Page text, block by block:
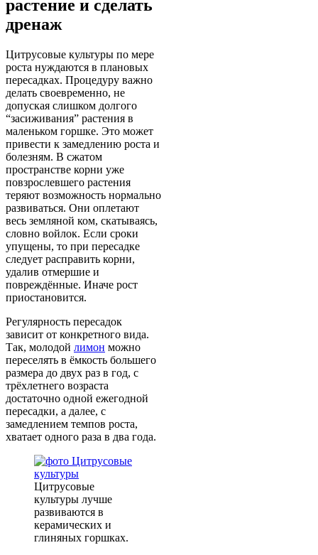
растение и сделать
дренаж
Цитрусовые культуры по мере
роста нуждаются в плановых
пересадках. Процедуру важно
делать своевременно, не
допуская слишком долгого
“засиживания” растения в
маленьком горшке. Это может
привести к замедлению роста и
болезням. В сжатом
пространстве корни уже
повзрослевшего растения
теряют возможность нормально
развиваться. Они оплетают
весь земляной ком, скатываясь,
словно войлок. Если сроки
упущены, то при пересадке
следует расправить корни,
удалив отмершие и
повреждённые. Иначе рост
приостановится.
Регулярность пересадок
зависит от конкретного вида.
Так, молодой лимон можно
переселять в ёмкость большего
размера до двух раз в год, с
трёхлетнего возраста
достаточно одной ежегодной
пересадки, а далее, с
замедлением темпов роста,
хватает одного раза в два года.
Цитрусовые
культуры лучше
развиваются в
керамических и
глиняных горшках.